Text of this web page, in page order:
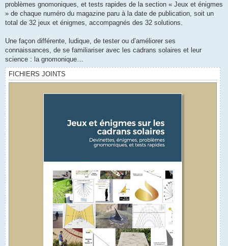
problèmes gnomoniques, et tests rapides de la section « Jeux et énigmes
» de chaque numéro du magazine paru à la date de publication, soit un
total de 32 jeux et énigmes, accompagnés des 32 solutions.
Une façon différente, ludique, de tester ou d’améliorer ses
connaissances, de se familiariser avec les cadrans solaires et leur
science : la gnomonique…
FICHIERS JOINTS